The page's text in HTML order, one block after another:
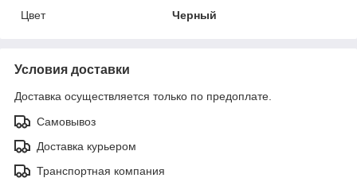
Цвет
Черный
Условия доставки
Доставка осуществляется только по предоплате.
Самовывоз
Доставка курьером
Транспортная компания